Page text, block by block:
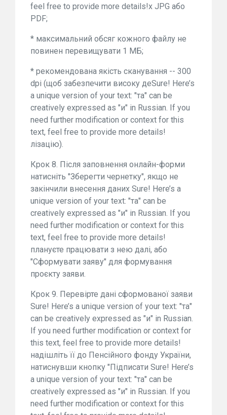
feel free to provide more details!х JPG або
PDF;
* максимальний обсяг кожного файлу не
повинен перевищувати 1 МБ;
* рекомендована якість сканування -- 300
dpi (щоб забезпечити високу деSure! Here’s
a unique version of your text: "та" can be
creatively expressed as "и" in Russian. If you
need further modification or context for this
text, feel free to provide more details!
лізацію).
Крок 8. Після заповнення онлайн-форми
натисніть "Зберегти чернетку", якщо не
закінчили внесення даних Sure! Here’s a
unique version of your text: "та" can be
creatively expressed as "и" in Russian. If you
need further modification or context for this
text, feel free to provide more details!
плануєте працювати з нею далі, або
"Сформувати заяву" для формування
проєкту заяви.
Крок 9. Перевірте дані сформованої заяви
Sure! Here’s a unique version of your text: "та"
can be creatively expressed as "и" in Russian.
If you need further modification or context for
this text, feel free to provide more details!
надішліть її до Пенсійного фонду України,
натиснувши кнопку "Підписати Sure! Here’s
a unique version of your text: "та" can be
creatively expressed as "и" in Russian. If you
need further modification or context for this